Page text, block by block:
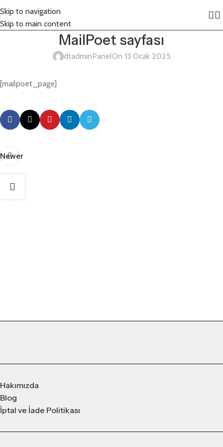
Skip to navigation
Skip to main content
MailPoet sayfası
dtadminPanelOn 13 Ocak 2025
[mailpoet_page]
Newer
Hakımızda
Blog
İptal ve İade Politikası